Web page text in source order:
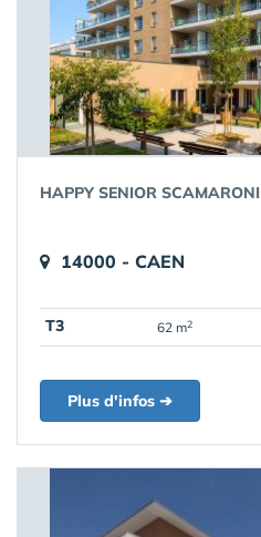
HAPPY SENIOR SCAMARONI
14000 - CAEN
T3 62 m2
Plus d'infos ➔